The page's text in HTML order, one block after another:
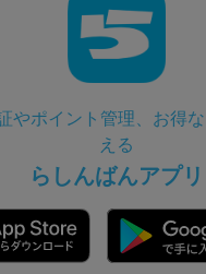
やポイント管理、お得
える
らしんばんアプリ